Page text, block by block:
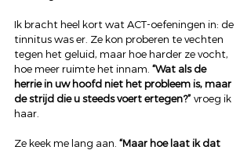
Ik bracht heel kort wat ACT-oefeningen in: de
tinnitus was er. Ze kon proberen te vechten
tegen het geluid, maar hoe harder ze vocht,
hoe meer ruimte het innam. “Wat als de
herrie in uw hoofd niet het probleem is, maar
de strijd die u steeds voert ertegen?” vroeg ik
haar.
Ze keek me lang aan. “Maar hoe laat ik dat